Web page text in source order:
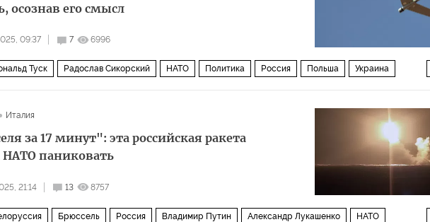
осознав его смысл
09:37 7 6996
Туск Радослав Сикорский НАТО Политика Россия Польша Украина
Италия
за 17 минут": эта российская ракета
НАТО паниковать
21:14 13 8757
Брюссель Россия Владимир Путин Александр Лукашенко НАТО